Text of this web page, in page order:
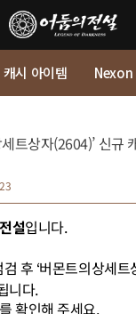
캐시 아이템
트상자(2604)’ 신규
설입니다.
검 후 ‘버몬트의상세트
니다.
확인해 주세요.